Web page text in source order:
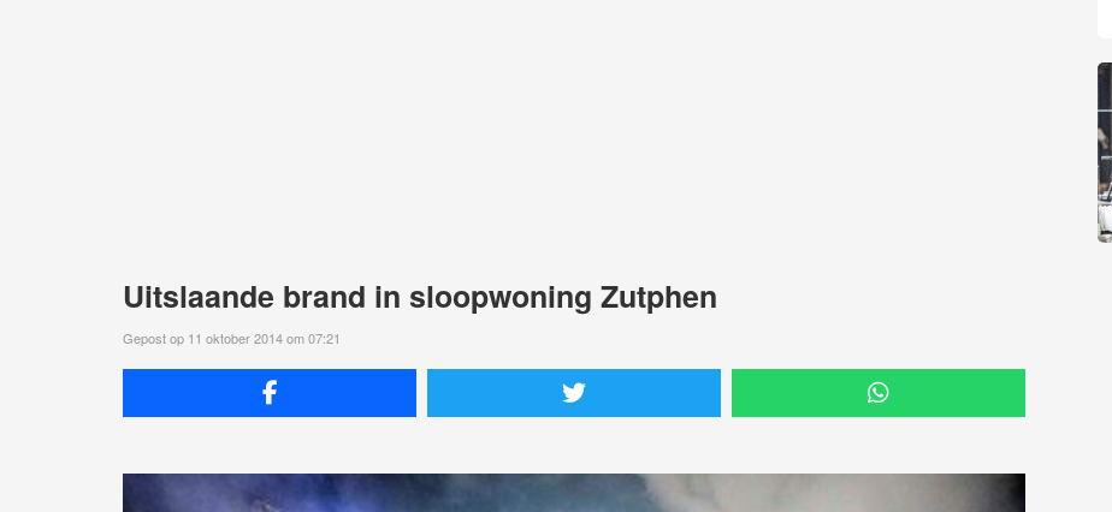
Uitslaande brand in sloopwoning Zutphen
Gepost op 11 oktober 2014 om 07:21